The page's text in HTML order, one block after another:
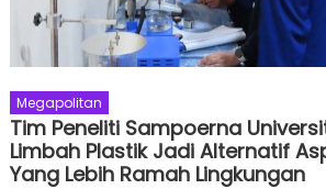
Megapolitan
Tim Peneliti Sampoerna
Limbah Plastik Jadi Alternatif
Yang Lebih Ramah Lingkungan